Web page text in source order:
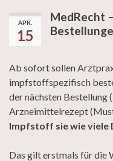
APR.
15
MedRecht
Ab sofort sollen
impfstoffspezifisch
der nächsten Bestellung
Arzneimittelrezept
Impfstoff sie wie viele
Das gilt erstmals für die